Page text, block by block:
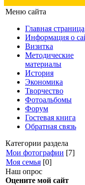
Меню сайта
Главная страница
Информация о
Визитка
Методические
материалы
История
Экономика
Творчество
Фотоальбомы
Форум
Гостевая книга
Обратная связь
Категории раздела
Мои фотографии [7]
Моя семья [0]
Наш опрос
Оцените мой сайт